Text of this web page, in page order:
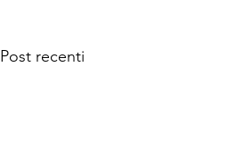
Post recenti